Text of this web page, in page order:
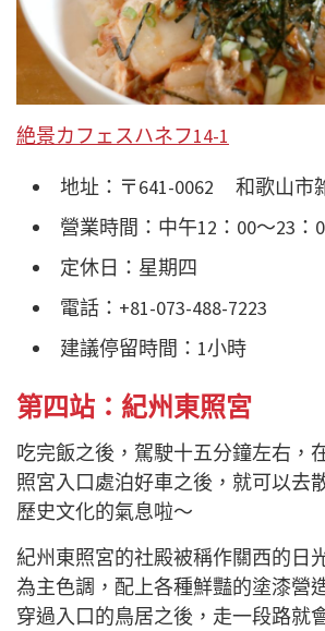
絶景カフェスハネフ14-1
地址：〒641-0062 和歌山市
營業時間：中午12：00～23：
定休日：星期四
電話：+81-073-488-7223
建議停留時間：1小時
第四站：紀州東照宮
吃完飯之後，駕駛十五分鐘左右，
照宮入口處泊好車之後，就可以去
歷史文化的氣息啦～
紀州東照宮的社殿被稱作關西的日
為主色調，配上各種鮮豔的塗漆營
穿過入口的鳥居之後，走一段路就